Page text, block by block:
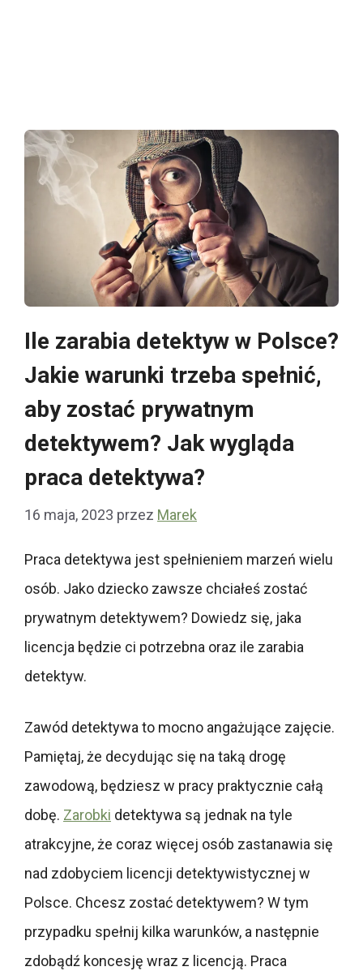
Ile zarabia detektyw w Polsce?
Jakie warunki trzeba spełnić,
aby zostać prywatnym
detektywem? Jak wygląda
praca detektywa?
16 maja, 2023 przez Marek
Praca detektywa jest spełnieniem marzeń wielu
osób. Jako dziecko zawsze chciałeś zostać
prywatnym detektywem? Dowiedz się, jaka
licencja będzie ci potrzebna oraz ile zarabia
detektyw.
Zawód detektywa to mocno angażujące zajęcie.
Pamiętaj, że decydując się na taką drogę
zawodową, będziesz w pracy praktycznie całą
dobę. Zarobki detektywa są jednak na tyle
atrakcyjne, że coraz więcej osób zastanawia się
nad zdobyciem licencji detektywistycznej w
Polsce. Chcesz zostać detektywem? W tym
przypadku spełnij kilka warunków, a następnie
zdobądź koncesję wraz z licencją. Praca